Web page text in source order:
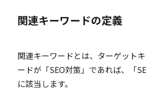
関連キーワードの定義
関連キーワードとは、ターゲット
ードが「SEO対策」であれば、「
に該当します。